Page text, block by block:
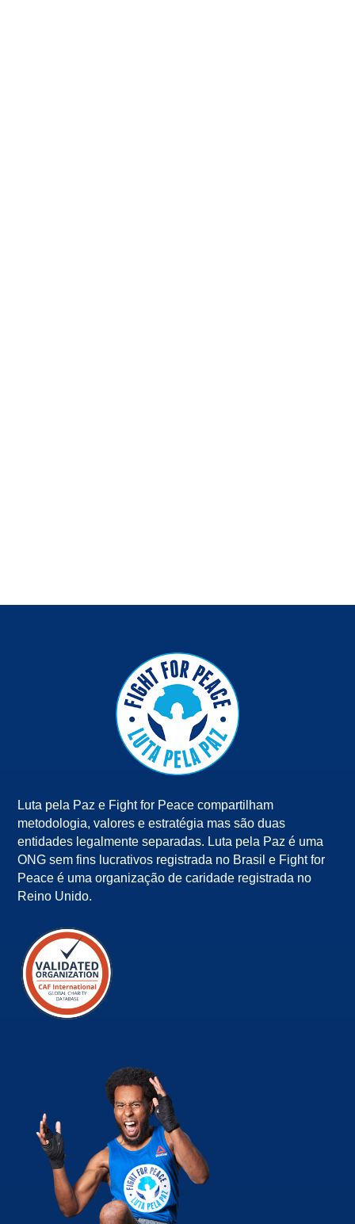
Luta pela Paz e Fight for Peace compartilham
metodologia, valores e estratégia mas são duas
entidades legalmente separadas. Luta pela Paz é uma
ONG sem fins lucrativos registrada no Brasil e Fight for
Peace é uma organização de caridade registrada no
Reino Unido.